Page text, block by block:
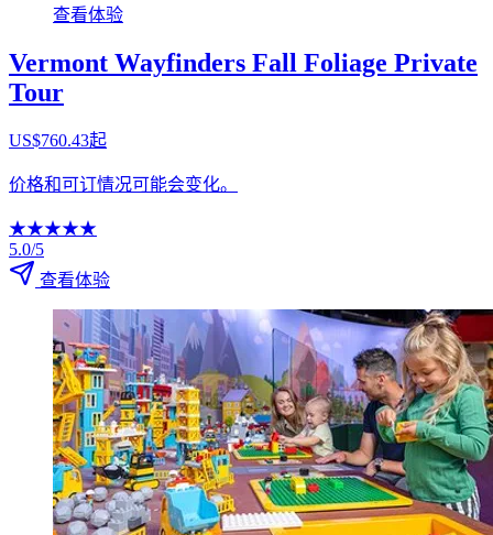
查看体验
Vermont Wayfinders Fall Foliage Private
Tour
US$760.43起
价格和可订情况可能会变化。
★★★★★
5.0/5
查看体验